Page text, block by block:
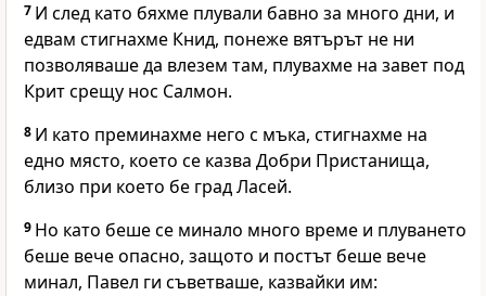
7 И след като бяхме плували бавно за много дни, и
едвам стигнахме Книд, понеже вятърът не ни
позволяваше да влезем там, плувахме на завет под
Крит срещу нос Салмон.
8 И като преминахме него с мъка, стигнахме на
едно място, което се казва Добри Пристанища,
близо при което бе град Ласей.
9 Но като беше се минало много време и плуването
беше вече опасно, защото и постът беше вече
минал, Павел ги съветваше, казвайки им: